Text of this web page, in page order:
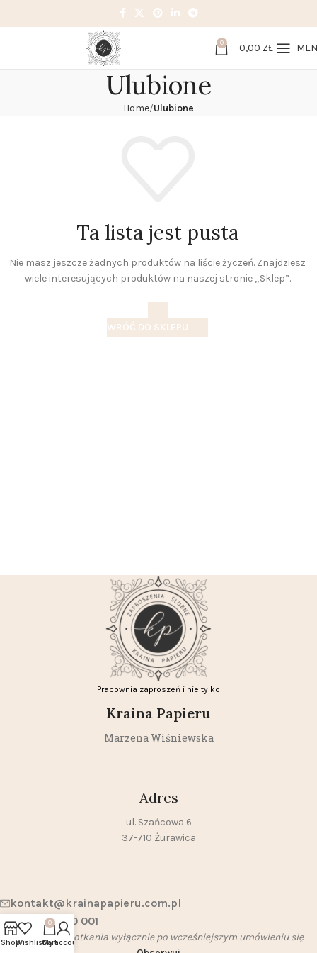
0 0,00 ZŁ
Ulubione
Home Ulubione
Ta lista jest pusta
Nie masz jeszcze żadnych produktów na liście życzeń. Znajdziesz
wiele interesujących produktów na naszej stronie „Sklep”.
WRÓĆ DO SKLEPU
Pracownia zaproszeń i nie tylko
Kraina Papieru
Marzena Wiśniewska
Adres
ul. Szańcowa 6
37-710 Żurawica
kontakt@krainapapieru.com.pl
+48 790 500 001
Możliwość spotkania wyłącznie po wcześniejszym umówieniu się
ShopWishlist
0
Cart
My account